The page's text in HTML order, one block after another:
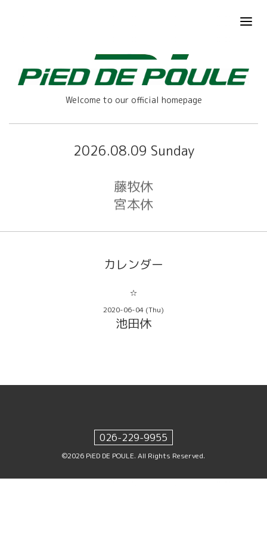
Welcome to our official homepage
2026.08.09 Sunday
藤牧休
宮本休
カレンダー
☆
2020-06-04 (Thu)
池田休
026-229-9955
©2026 PiED DE POULE. All Rights Reserved.